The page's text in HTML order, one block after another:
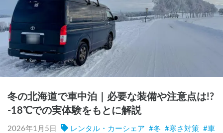
冬の北海道で車中泊｜必要な装備や注意点は!?
-18℃での実体験をもとに解説
2026年1月5日 レンタル・カーシェア #冬 #寒さ対策 #車